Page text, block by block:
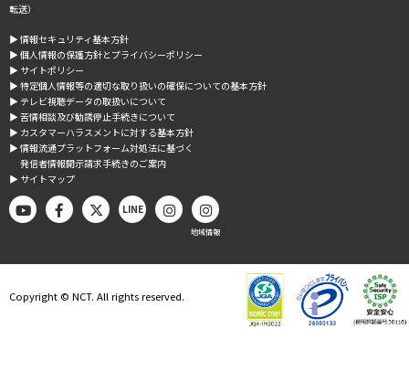
転送）
▶︎ 情報セキュリティ基本方針
▶︎ 個人情報の保護方針とプライバシーポリシー
▶︎ サイトポリシー
▶︎ 特定個人情報等の適切な取り扱いの確保についての基本方針
▶︎ テレビ視聴データの取扱いについて
▶︎ 苦情相談及び勧誘停止手続きについて
▶︎ カスタマーハラスメントに対する基本方針
▶︎ 情報流通プラットフォーム対処法に基づく
発信者情報開示請求手続きのご案内
▶︎ サイトマップ
LINE
地域情報
Copyright © NCT. All rights reserved.